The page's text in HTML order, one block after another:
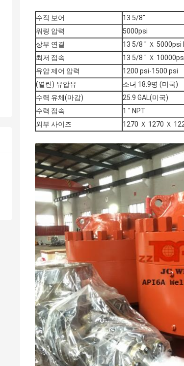
수직 보어
13 5/8"
워링 압력
5000psi
상부 연결
13 5/8 " Ｘ 5000psi
최저 접속
13 5/8 " Ｘ
유압 제어 압력
1200 psi-1500 psi
(열린) 유압유
소녀 18.9명 (미국)
수력 유체(마감)
25.9 GAL(미국)
수력 접속
1 " NPT
외부 사이즈
1270 Ｘ 1270 Ｘ